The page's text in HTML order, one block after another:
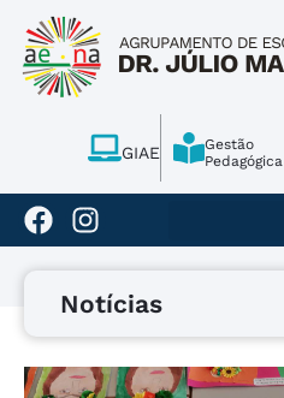
GIAE
Gestão
Pedagógica
Notícias